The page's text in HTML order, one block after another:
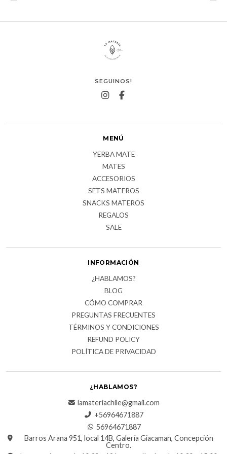
SEGUINOS!
MENÚ
YERBA MATE
MATES
ACCESORIOS
SETS MATEROS
SNACKS MATEROS
REGALOS
SALE
INFORMACIÓN
¿HABLAMOS?
BLOG
CÓMO COMPRAR
PREGUNTAS FRECUENTES
TÉRMINOS Y CONDICIONES
REFUND POLICY
POLÍTICA DE PRIVACIDAD
¿HABLAMOS?
lamateriachile@gmail.com
+56964671887
56964671887
Barros Arana 951, local 14B, Galería Giacaman, Concepción
Centro.